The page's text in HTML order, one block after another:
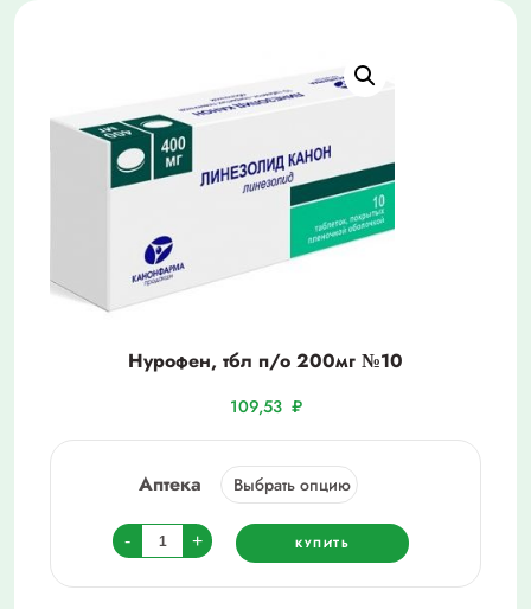
Нурофен, тбл п/о 200мг №10
109,53 ₽
Аптека
-
Количество
товара
Нурофен,
+ КУПИТЬ